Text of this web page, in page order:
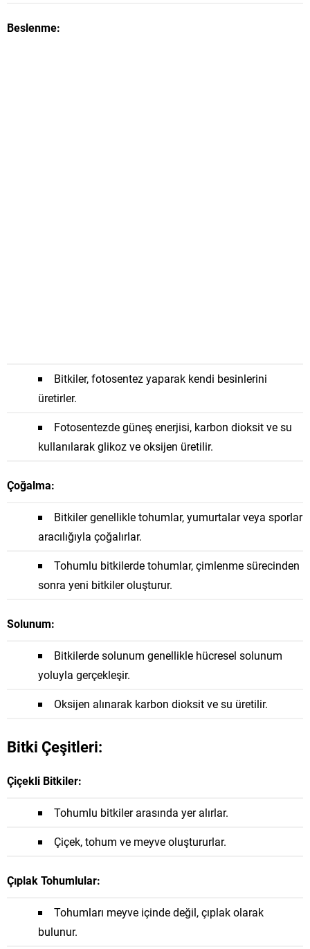
Beslenme:
Bitkiler, fotosentez yaparak kendi besinlerini
üretirler.
Fotosentezde güneş enerjisi, karbon dioksit ve su
kullanılarak glikoz ve oksijen üretilir.
Çoğalma:
Bitkiler genellikle tohumlar, yumurtalar veya sporlar
aracılığıyla çoğalırlar.
Tohumlu bitkilerde tohumlar, çimlenme sürecinden
sonra yeni bitkiler oluşturur.
Solunum:
Bitkilerde solunum genellikle hücresel solunum
yoluyla gerçekleşir.
Oksijen alınarak karbon dioksit ve su üretilir.
Bitki Çeşitleri:
Çiçekli Bitkiler:
Tohumlu bitkiler arasında yer alırlar.
Çiçek, tohum ve meyve oluştururlar.
Çıplak Tohumlular:
Tohumları meyve içinde değil, çıplak olarak
bulunur.